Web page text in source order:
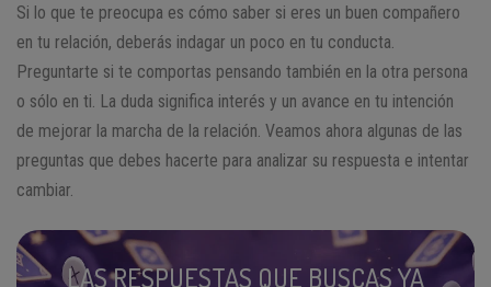
Si lo que te preocupa es cómo saber si eres un buen compañero
en tu relación, deberás indagar un poco en tu conducta.
Preguntarte si te comportas pensando también en la otra persona
o sólo en ti. La duda significa interés y un avance en tu intención
de mejorar la marcha de la relación. Veamos ahora algunas de las
preguntas que debes hacerte para analizar su respuesta e intentar
cambiar.
LAS RESPUESTAS QUE BUSCAS YA